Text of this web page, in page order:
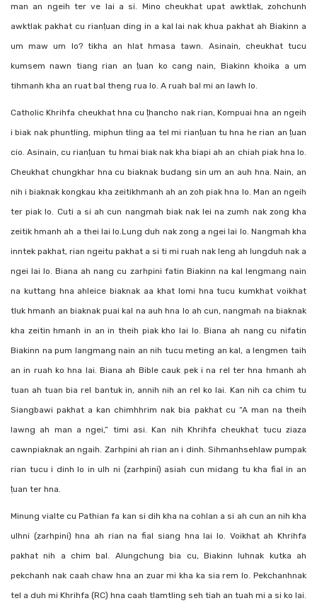
man an ngeih ter ve lai a si. Mino cheukhat upat awktlak, zohchunh
awktlak pakhat cu rianṭuan ding in a kal lai nak khua pakhat ah Biakinn a
um maw um lo? tikha an hlat hmasa tawn. Asinain, cheukhat tucu
kumsem nawn tiang rian an ṭuan ko cang nain, Biakinn khoika a um
tihmanh kha an ruat bal theng rua lo. A ruah bal mi an lawh lo.
Catholic Khrihfa cheukhat hna cu ṭhancho nak rian, Kompuai hna an ngeih
i biak nak phuntling, miphun tling aa tel mi rianṭuan tu hna he rian an ṭuan
cio. Asinain, cu rianṭuan tu hmai biak nak kha biapi ah an chiah piak hna lo.
Cheukhat chungkhar hna cu biaknak budang sin um an auh hna. Nain, an
nih i biaknak kongkau kha zeitikhmanh ah an zoh piak hna lo. Man an ngeih
ter piak lo. Cuti a si ah cun nangmah biak nak lei na zumh nak zong kha
zeitik hmanh ah a thei lai lo.Lung duh nak zong a ngei lai lo. Nangmah kha
inntek pakhat, rian ngeitu pakhat a si ti mi ruah nak leng ah lungduh nak a
ngei lai lo. Biana ah nang cu zarhpini fatin Biakinn na kal lengmang nain
na kuttang hna ahleice biaknak aa khat lomi hna tucu kumkhat voikhat
tluk hmanh an biaknak puai kal na auh hna lo ah cun, nangmah na biaknak
kha zeitin hmanh in an in theih piak kho lai lo. Biana ah nang cu nifatin
Biakinn na pum langmang nain an nih tucu meting an kal, a lengmen taih
an in ruah ko hna lai. Biana ah Bible cauk pek i na rel ter hna hmanh ah
tuan ah tuan bia rel bantuk in, annih nih an rel ko lai. Kan nih ca chim tu
Siangbawi pakhat a kan chimhhrim nak bia pakhat cu “A man na theih
lawng ah man a ngei,” timi asi. Kan nih Khrihfa cheukhat tucu ziaza
cawnpiaknak an ngaih. Zarhpini ah rian an i dinh. Sihmanhsehlaw pumpak
rian tucu i dinh lo in ulh ni (zarhpini) asiah cun midang tu kha fial in an
ṭuan ter hna.
Minung vialte cu Pathian fa kan si dih kha na cohlan a si ah cun an nih kha
ulhni (zarhpini) hna ah rian na fial siang hna lai lo. Voikhat ah Khrihfa
pakhat nih a chim bal. Alungchung bia cu, Biakinn luhnak kutka ah
pekchanh nak caah chaw hna an zuar mi kha ka sia rem lo. Pekchanhnak
tel a duh mi Khrihfa (RC) hna caah tlamtling seh tiah an tuah mi a si ko lai.